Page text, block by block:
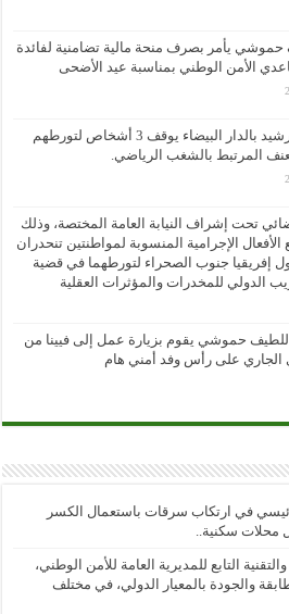
حموشي يأمر بصرف منحة مالية تضامنية لفائدة
الأمن الوطني بمناسبة عيد الأضحى
أمن مولاي رشيد بالدار البيضاء يوقف 3 أشخاص لتورطهم
المرتبط بالشغب الرياضي.
تحت إشراف النيابة العامة المختصة، وذلك
الأفعال الإجرامية المنسوبة لمواطنتين تنحدران
إفريقيا جنوب الصحراء لتورطهما في قضية
الدولي للمخدرات والمؤثرات العقلية
حموشي يقوم بزيارة عمل إلى فيينا من
في ارتكاب سرقات باستعمال الكسر
محلات سكنية..
التابع للمديرية العامة للأمن الوطني،
والجودة بالمعيار الدولي، في مختلف